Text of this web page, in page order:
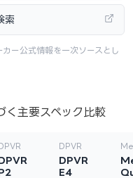
索
ー公式情報を一次ソースとし
く主要スペック比較
DPVR DPVR
DPVR
E4